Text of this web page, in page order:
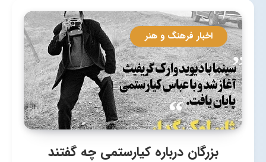
اخبار فرهنگ و هنر
بزرگان درباره کیارستمی چه گفتند